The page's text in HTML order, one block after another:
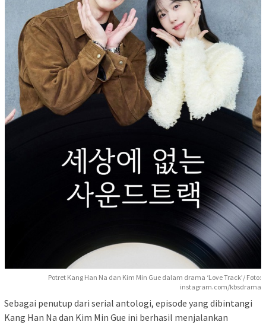
Potret Kang Han Na dan Kim Min Gue dalam drama ‘Love Track’/ Foto:
instagram.com/kbsdrama
Sebagai penutup dari serial antologi, episode yang dibintangi
Kang Han Na dan Kim Min Gue ini berhasil menjalankan